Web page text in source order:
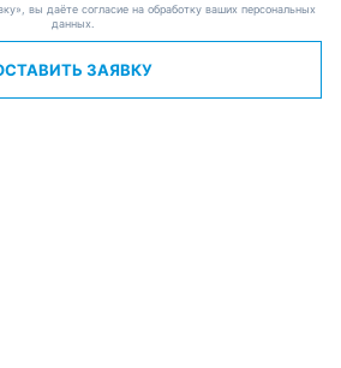
вы даёте согласие на обработку ваших персональных
данных.
ЗАЯВКУ